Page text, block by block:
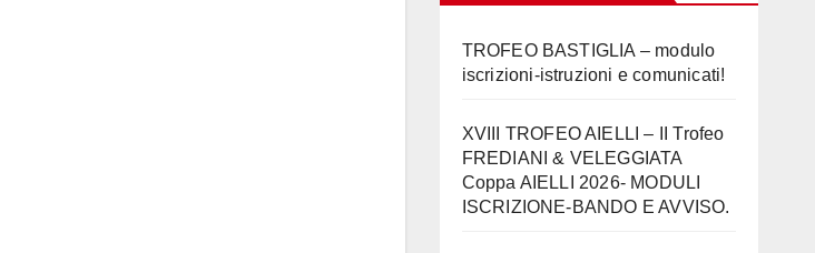
TROFEO BASTIGLIA – modulo
iscrizioni-istruzioni e comunicati!
XVIII TROFEO AIELLI – II Trofeo
FREDIANI & VELEGGIATA
Coppa AIELLI 2026- MODULI
ISCRIZIONE-BANDO E AVVISO.